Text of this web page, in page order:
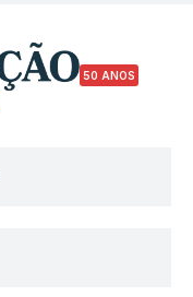
50 ANOS